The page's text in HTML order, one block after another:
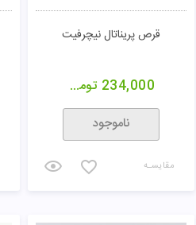
قرص پریناتال نیچرفیت
234,000 تومان
ناموجود
مقایسـه